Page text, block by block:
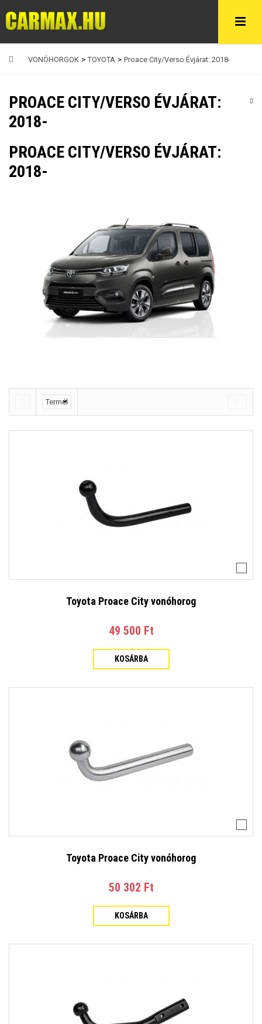
VONÓHORGOK > TOYOTA > Proace City/Verso Évjárat: 2018-
PROACE CITY/VERSO ÉVJÁRAT:
2018-
PROACE CITY/VERSO ÉVJÁRAT:
2018-
Toyota Proace City vonóhorog
49 500 Ft‎
KOSÁRBA
Toyota Proace City vonóhorog
50 302 Ft‎
KOSÁRBA